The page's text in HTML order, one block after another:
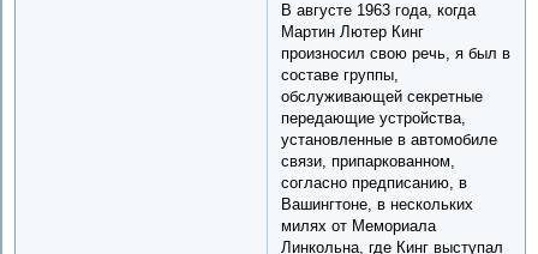
В августе 1963 года, когда
Мартин Лютер Кинг
произносил свою речь, я был в
составе группы,
обслуживающей секретные
передающие устройства,
установленные в автомобиле
связи, припаркованном,
согласно предписанию, в
Вашингтоне, в нескольких
милях от Мемориала
Линкольна, где Кинг выступал